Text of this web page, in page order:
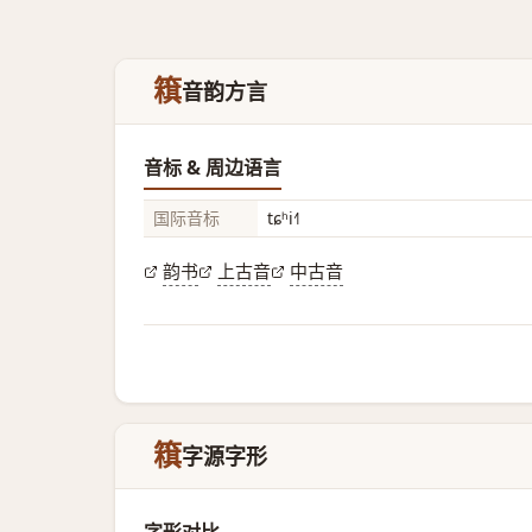
簯音韵方言
音标 & 周边语言
国际音标 tɕʰi˧˥
韵书 上古音 中古音
簯字源字形